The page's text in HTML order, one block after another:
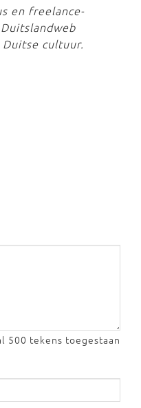
en freelance-
cultuur.
500 tekens toegestaan